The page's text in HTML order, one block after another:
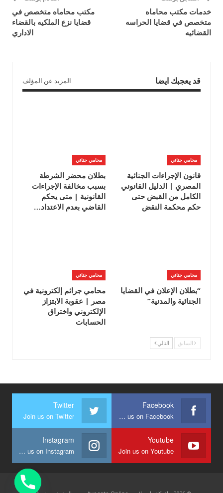
خدمات مكتب محاماه
متخصص في قضايا الحراسه
القضائيه
مكتب محاماه متخصص في
قضايا نزع الملكيه بالقضاء
الاداري
قد يعجبك ايضا المزيد عن المؤلف
محامي جنائي
قانون الإجراءات الجنائية
المصري | الدليل القانوني
الكامل من القبض حتى
حكم محكمة النقض
محامي جنائي
بطلان محضر الشرطة
بسبب مخالفة الإجراءات
القانونية | متى يحكم
القاضي بعدم الاعتداد…
محامي جنائي
“بطلان الإعلان في القضايا
الجنائية والمدنية”
محامي جنائي
محامي جرائم إلكترونية في
مصر | عقوبة الابتزاز
الإلكتروني واختراق
الحسابات
السابق التالي
Facebook
Join us on Facebook
Twitter
Join us on Twitter
Youtube
Join us on Youtube
Instagram
Join us on Instagram